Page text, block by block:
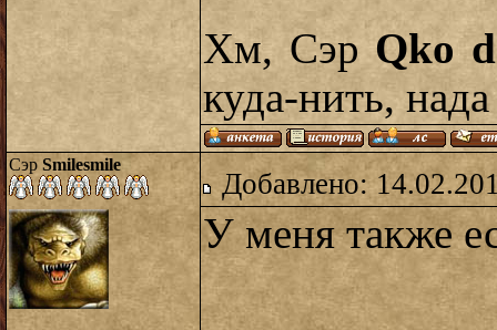
Хм, СэрQko
куда-нить,
Сэр Smilesmile
Добавлено:
У меня также